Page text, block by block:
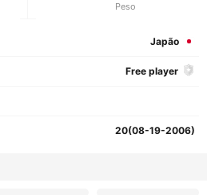
Peso
Japão
Free player
20(08-19-2006)